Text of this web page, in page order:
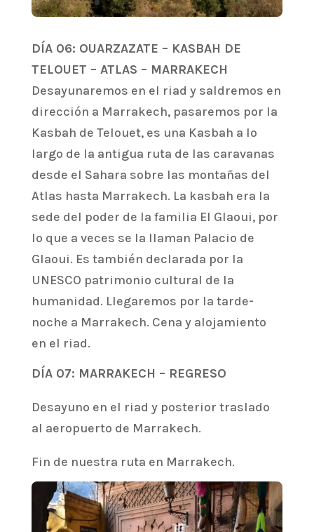
DÍA 06: OUARZAZATE – KASBAH DE
TELOUET – ATLAS – MARRAKECH
Desayunaremos en el riad y saldremos en
dirección a Marrakech, pasaremos por la
Kasbah de Telouet, es una Kasbah a lo
largo de la antigua ruta de las caravanas
desde el Sahara sobre las montañas del
Atlas hasta Marrakech. La kasbah era la
sede del poder de la familia El Glaoui, por
lo que a veces se la llaman Palacio de
Glaoui. Es también declarada por la
UNESCO patrimonio cultural de la
humanidad. Llegaremos por la tarde-
noche a Marrakech. Cena y alojamiento
en el riad.
DÍA 07: MARRAKECH – REGRESO
Desayuno en el riad y posterior traslado
al aeropuerto de Marrakech.
Fin de nuestra ruta en Marrakech.